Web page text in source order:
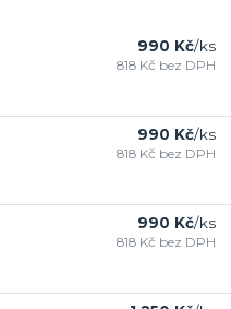
990 Kč/ks
818 Kč bez DPH
990 Kč/ks
818 Kč bez DPH
990 Kč/ks
818 Kč bez DPH